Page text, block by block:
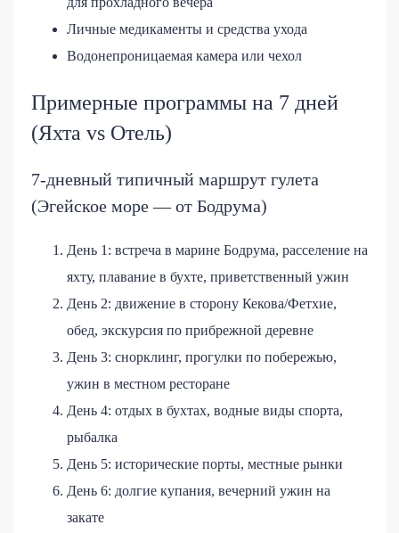
Личные медикаменты и средства ухода
Водонепроницаемая камера или чехол
Примерные программы на 7 дней
(Яхта vs Отель)
7-дневный типичный маршрут гулета
(Эгейское море — от Бодрума)
День 1: встреча в марине Бодрума, расселение на
яхту, плавание в бухте, приветственный ужин
День 2: движение в сторону Кекова/Фетхие,
обед, экскурсия по прибрежной деревне
День 3: снорклинг, прогулки по побережью,
ужин в местном ресторане
День 4: отдых в бухтах, водные виды спорта,
рыбалка
День 5: исторические порты, местные рынки
День 6: долгие купания, вечерний ужин на
закате